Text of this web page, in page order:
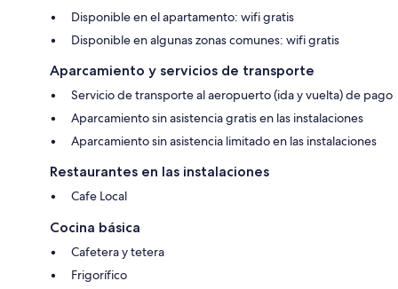
Disponible en el apartamento: wifi gratis
Disponible en algunas zonas comunes: wifi gratis
Aparcamiento y servicios de transporte
Servicio de transporte al aeropuerto (ida y vuelta) de pago
Aparcamiento sin asistencia gratis en las instalaciones
Aparcamiento sin asistencia limitado en las instalaciones
Restaurantes en las instalaciones
Cafe Local
Cocina básica
Cafetera y tetera
Frigorífico